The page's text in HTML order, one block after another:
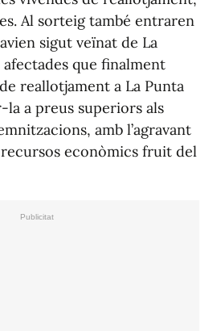
Al sorteig també entraren
sigut veïnat de La
que finalment
reallotjament a La Punta
la a preus superiors als
amb l’agravant
econòmics fruit del